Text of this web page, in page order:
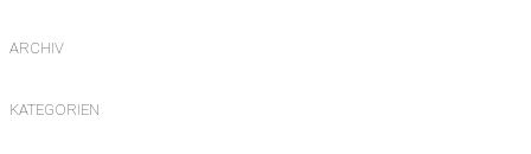
ARCHIV
KATEGORIEN